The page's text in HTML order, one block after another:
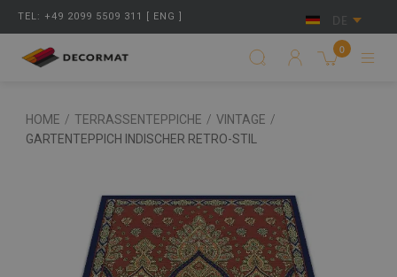
TEL: +49 2099 5509 311 [ ENG ] DE
0
HOME / TERRASSENTEPPICHE / VINTAGE /
GARTENTEPPICH INDISCHER RETRO-STIL